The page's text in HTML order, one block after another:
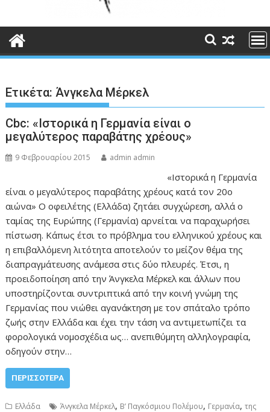
Ετικέτα:Άνγκελα Μέρκελ
Cbc: «Iστορικά η Γερμανία είναι ο
μεγαλύτερος παραβάτης χρέους»
9 Φεβρουαρίου 2015 admin admin
«Ιστορικά η Γερμανία
είναι ο μεγαλύτερος παραβάτης χρέους κατά τον 20ο
αιώνα» Ο οφειλέτης (Ελλάδα) ζητάει συγχώρεση, αλλά ο
ταμίας της Ευρώπης (Γερμανία) αρνείται να παραχωρήσει
πίστωση. Κάπως έτσι το πρόβλημα του ελληνικού χρέους και
η επιβαλλόμενη λιτότητα αποτελούν το μείζον θέμα της
διαπραγμάτευσης ανάμεσα στις δύο πλευρές. Έτσι, η
προειδοποίηση από την Άνγκελα Μέρκελ και άλλων που
υποστηρίζονται συντριπτικά από την κοινή γνώμη της
Γερμανίας που νιώθει αγανάκτηση με τον σπάταλο τρόπο
ζωής στην Ελλάδα και έχει την τάση να αντιμετωπίζει τα
φορολογικά νομοσχέδια ως… ανεπιθύμητη αλληλογραφία,
οδηγούν στην…
ΠΕΡΙΣΣΌΤΕΡΑ
Ελλάδα Άνγκελα Μέρκελ, Β’ Παγκόσμιου Πολέμου, Γερμανία,της